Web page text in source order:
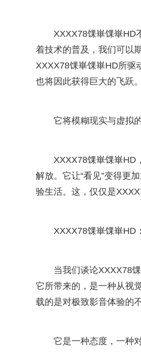
XXXX78馃崋馃崋HD
着技术的普及，我们可以
XXXX78馃崋馃崋HD所驱
也将因此获得巨大的飞跃。
它将模糊现实与虚拟
XXXX78馃崋馃崋HD
解放。它让“看见”变得更
验生活。这，仅仅是
XXXX78馃崋馃崋HD
当我们谈论XXXX78
它所带来的，是一种从视
载的是对极致影音体验的
它是一种态度，一种